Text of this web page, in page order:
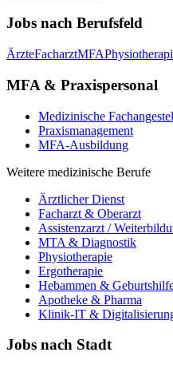
Jobs nach Berufsfeld
ÄrzteFacharztMFA
MFA & Praxispersonal
Medizinische
Praxismanagement
MFA-Ausbildung
Weitere medizinische Berufe
Ärztlicher Dienst
Facharzt & Oberarzt
Assistenzarzt /
MTA & Diagnostik
Physiotherapie
Ergotherapie
Hebammen &
Apotheke & Pharma
Klinik-IT &
Jobs nach Stadt